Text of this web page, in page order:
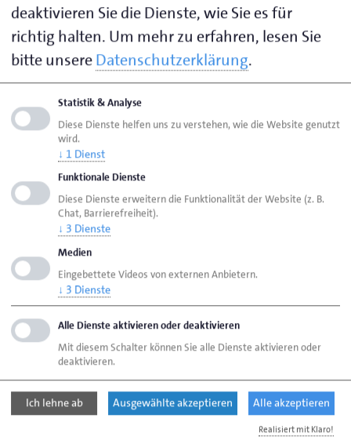
Lundener Straße 1-5
24768 Rendsburg
Visitenkarte speichern (.vcf)
Seite empfehlen
Seite drucken
Seiteaktualisiert am 01. Juni 2026
Handwerkskammer Flensburg
Personen
Handwerkskammer Flensburg
Johanniskirchhof 1-7
deaktivieren Sie die Dienste, wie Sie es für
richtig halten. Um mehr zu erfahren, lesen Sie
bitte unsereDatenschutzerklärung.
Statistik & Analyse
Diese Dienste helfen uns zu verstehen, wie die Website genutzt
wird.
↓ 1 Dienst
Funktionale Dienste
Diese Dienste erweitern die Funktionalität der Website (z. B.
Chat, Barrierefreiheit).
↓ 3 Dienste
Medien
Eingebettete Videos von externen Anbietern.
↓ 3 Dienste
Alle Dienste aktivieren oder deaktivieren
Mit diesem Schalter können Sie alle Dienste aktivieren oder
deaktivieren.
Ich lehne ab Ausgewählte akzeptieren Alle akzeptieren
Realisiert mit Klaro!